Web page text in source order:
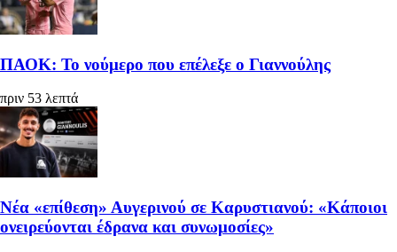
ΠΑΟΚ: Το νούμερο που επέλεξε ο Γιαννούλης
πριν 53 λεπτά
Νέα «επίθεση» Αυγερινού σε Καρυστιανού: «Κάποιοι
ονειρεύονται έδρανα και συνωμοσίες»